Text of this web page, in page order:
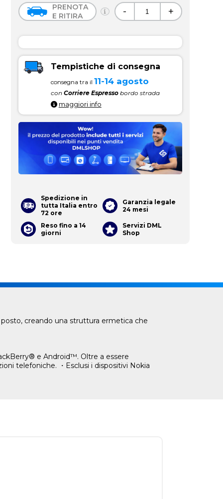
PRENOTA
E RITIRA
- +
Tempistiche di consegna
consegna tra il 11-14 agosto
con Corriere Espressobordo strada
maggiori info
Spedizione in
tutta Italia entro
72 ore
Garanzia legale
24 mesi
Reso fino a 14
giorni
Servizi DML
Shop
creando una struttura ermetica che
e Android™. Oltre a essere
telefoniche. ・Esclusi i dispositivi Nokia